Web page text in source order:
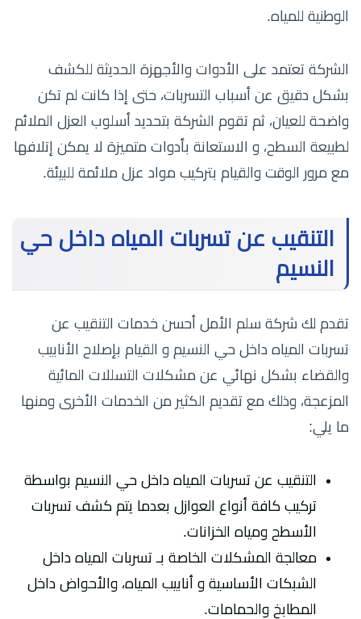
الوطنية للمياه.
الشركة تعتمد على الأدوات والأجهزة الحديثة للكشف
بشكل دقيق عن أسباب التسربات، حتى إذا كانت لم تكن
واضحة للعيان، ثم تقوم الشركة بتحديد أسلوب العزل الملائم
لطبيعة السطح، و الاستعانة بأدوات متميزة لا يمكن إتلافها
مع مرور الوقت والقيام بتركيب مواد عزل ملائمة للبيئة.
التنقيب عن تسربات المياه داخل حي
النسيم
تقدم لك شركة سلم الأمل أحسن خدمات التنقيب عن
تسربات المياه داخل حي النسيم و القيام بإصلاح الأنابيب
والقضاء بشكل نهائي عن مشكلات التسللات المائية
المزعجة، وذلك مع تقديم الكثير من الخدمات الأخرى ومنها
ما يلي:
التنقيب عن تسربات المياه داخل حي النسيم بواسطة
تركيب كافة أنواع العوازل بعدما يتم كشف تسربات
الأسطح ومياه الخزانات.
معالجة المشكلات الخاصة بـ تسربات المياه داخل
الشبكات الأساسية و أنابيب المياه، والأحواض داخل
المطابخ والحمامات.